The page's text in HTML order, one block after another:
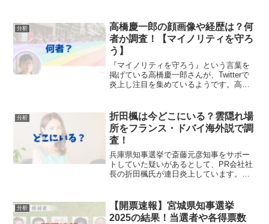
歴、現在何をしている人なのか職業を調
査してみました。【東京都知事...
分析
高橋慶一郎の顔画像や経歴は？何
者か調査！【マイノリティを守ろ
う】
『マイノリティを守ろう』という言葉を
掲げている高橋慶一郎さんが、Twitterで
炎上し注目を集めているようです。高橋
の経歴や職業、顔画像などを調査してみ
ました。高橋慶一...
分析
折田楓は今どこにいる？雲隠れ場
所をフランス・ドバイ海外説で調
査！
兵庫県知事選挙で斎藤元彦知事をサポー
トしていた疑いがあるとして、PR会社社
長の折田楓氏が連日炎上しています。謝
のでしょうか。今回は、株式会社
「merchu」社長・折田楓...
分析
【開票速報】宮城県知事選挙
2025の結果！当選者や各得票数